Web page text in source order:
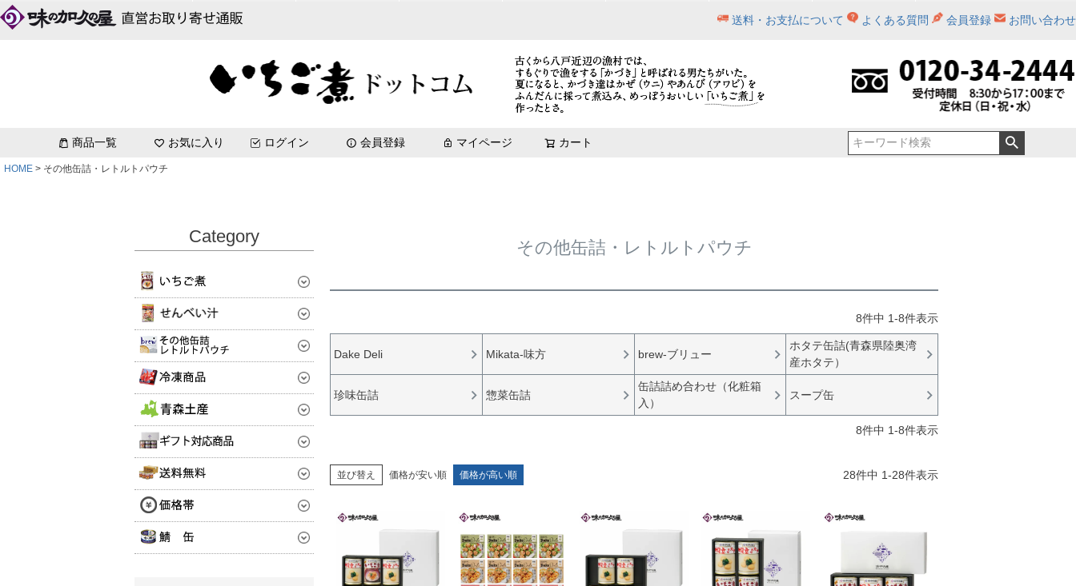
いちご煮お試しセット 元祖いちご煮（化粧箱入）
いちご煮お祭りラベル いちご煮「祝」ラベル
八戸せんべい汁セット[コク塩味] 【青森シャモロック肉入】せんべい汁缶詰セット
DakeDeli brew 日本酒とマリアージュ ホタテ缶詰
珍味缶詰 惣菜缶詰 缶詰詰め合わせ（化粧箱入）
菊花巻
青森土産_詰め合わせ
せんべい汁
缶詰詰め合わせ brew 日本酒とマリアージュ
缶詰詰め合わせ
brew 日本酒とマリアージュ 送料無料キャンペーン商品（期間限定）
5,001円～10,000円
10,001円～
味わい鯖[エコ梱包] 八戸鯖（数量限定商品）
送料・お支払について よくある質問 会員登録 お問い合わせ
商品一覧 お気に入り ログイン 会員登録 マイページ カート
HOME その他缶詰・レトルトパウチ
Category
その他缶詰・レトルトパウチ
8件中 1-8件表示
Dake Deli Mikata-味方 brew-ブリュー
ホタテ缶詰(青森県陸奥湾
産ホタテ）
珍味缶詰 惣菜缶詰
缶詰詰め合わせ（化粧箱
入）
スープ缶
8件中 1-8件表示
並び替え 価格が安い順 価格が高い順 28件中 1-28件表示